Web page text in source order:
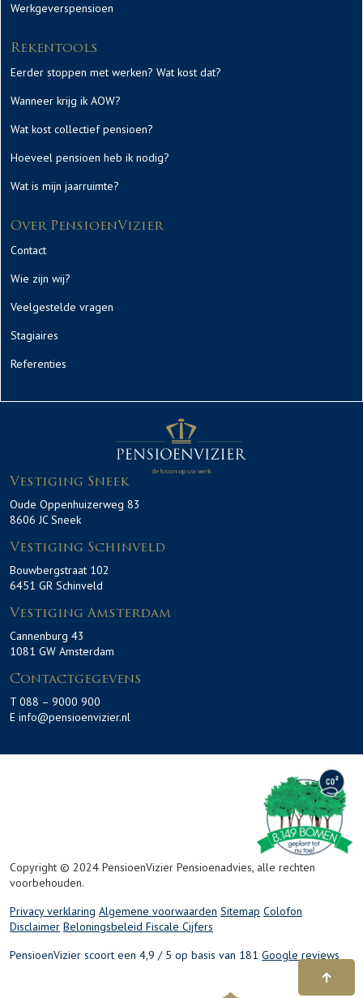
Werkgeverspensioen
Rekentools
Eerder stoppen met werken? Wat kost dat?
Wanneer krijg ik AOW?
Wat kost collectief pensioen?
Hoeveel pensioen heb ik nodig?
Wat is mijn jaarruimte?
Over PensioenVizier
Contact
Wie zijn wij?
Veelgestelde vragen
Stagiaires
Referenties
Vestiging Sneek
Oude Oppenhuizerweg 83
8606 JC Sneek
Vestiging Schinveld
Bouwbergstraat 102
6451 GR Schinveld
Vestiging Amsterdam
Cannenburg 43
1081 GW Amsterdam
Contactgegevens
T 088 – 9000 900
E info@pensioenvizier.nl
Copyright © 2024 PensioenVizier Pensioenadvies, alle rechten
voorbehouden.
Privacy verklaring Algemene voorwaarden Sitemap Colofon
Disclaimer Beloningsbeleid Fiscale Cijfers
PensioenVizier scoort een 4,9 / 5 op basis van 181 Google reviews